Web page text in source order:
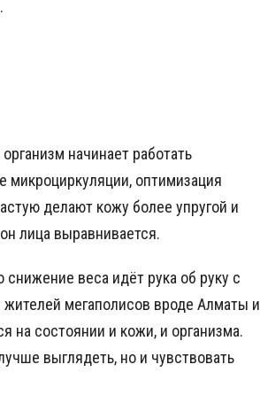
начинает работать
микроциркуляции, оптимизация
делают кожу более упругой и
лица выравнивается.
веса идёт рука об руку с
мегаполисов вроде Алматы и
на состоянии и кожи, и организма.
выглядеть, но и чувствовать